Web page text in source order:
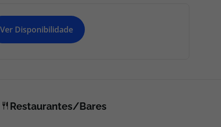
Ver Disponibilidade
Restaurantes/Bares